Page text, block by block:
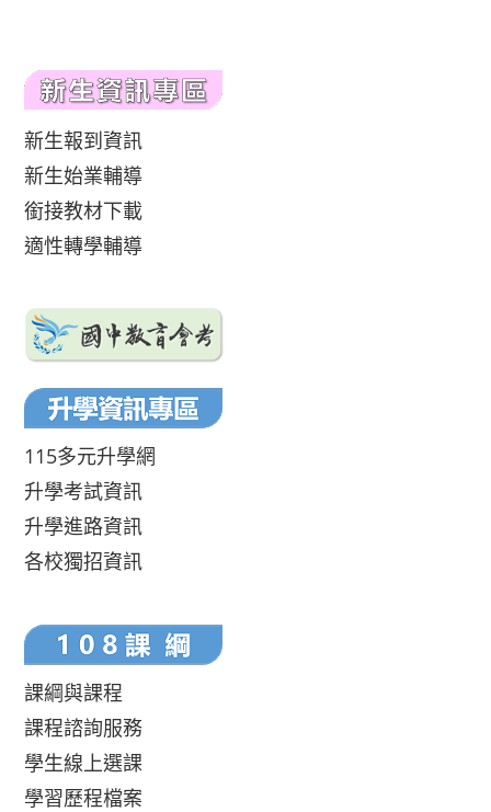
新生報到資訊
新生始業輔導
銜接教材下載
適性轉學輔導
115多元升學網
升學考試資訊
升學進路資訊
各校獨招資訊
課綱與課程
課程諮詢服務
學生線上選課
學習歷程檔案